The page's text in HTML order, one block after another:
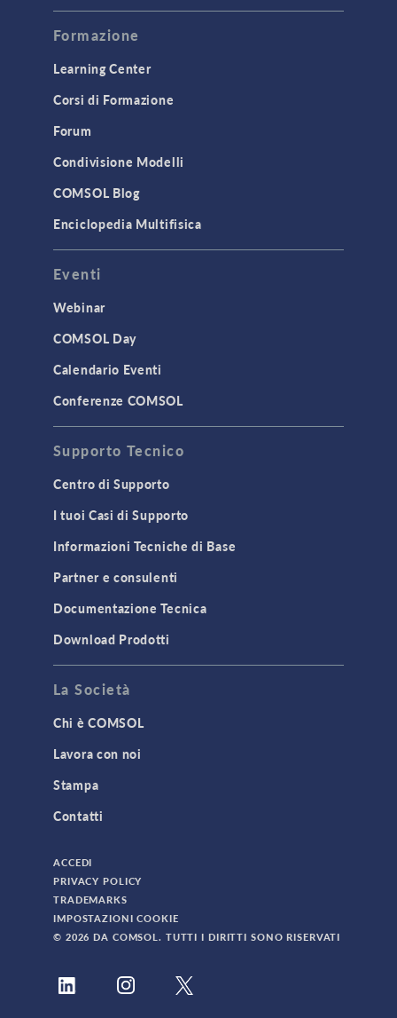
Formazione
Learning Center
Corsi di Formazione
Forum
Condivisione Modelli
COMSOL Blog
Enciclopedia Multifisica
Eventi
Webinar
COMSOL Day
Calendario Eventi
Conferenze COMSOL
Supporto Tecnico
Centro di Supporto
I tuoi Casi di Supporto
Informazioni Tecniche di Base
Partner e consulenti
Documentazione Tecnica
Download Prodotti
La Società
Chi è COMSOL
Lavora con noi
Stampa
Contatti
ACCEDI
PRIVACY POLICY
TRADEMARKS
IMPOSTAZIONI COOKIE
© 2026 DA COMSOL. TUTTI I DIRITTI SONO RISERVATI